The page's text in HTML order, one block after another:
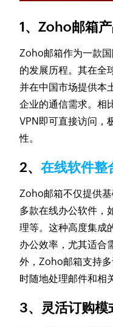
1、Zoho邮箱
Zoho邮箱作为一款
的发展历程。其在全
并在中国市场提供本
企业的通信需求。相
VPN即可直接访问，
性。
2、在线软件整
Zoho邮箱不仅提供
多款在线办公软件，
理等。这种高度集成
办公效率，尤其适合
外，Zoho邮箱支持
时随地处理邮件和相
3、灵活订购模